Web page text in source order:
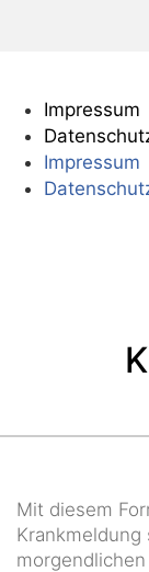
Impressum
Impressum
Mit diesem